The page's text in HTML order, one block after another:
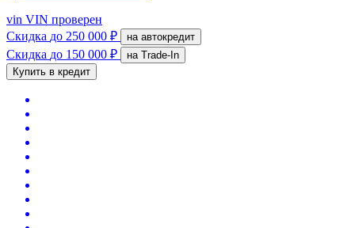
vin VIN проверен
Скидка до 250 000 ₽ на автокредит
Скидка до 150 000 ₽
на Trade-In
Купить в кредит